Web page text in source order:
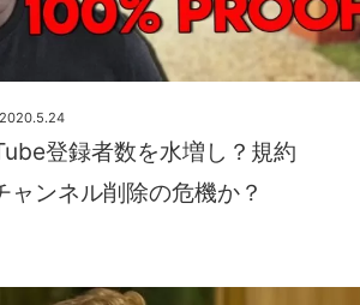
登録者数を水増し？規約
ャンネル削除の危機か？
2020.5.24